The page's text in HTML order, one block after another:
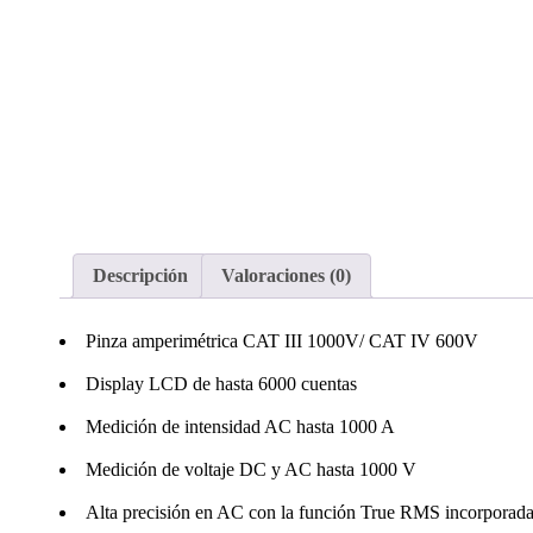
Descripción Valoraciones (0)
Pinza amperimétrica CAT III 1000V/ CAT IV 600V
Display LCD de hasta 6000 cuentas
Medición de intensidad AC hasta 1000 A
Medición de voltaje DC y AC hasta 1000 V
Alta precisión en AC con la función True RMS incorporada